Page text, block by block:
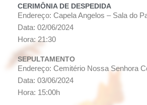
CERIMÔNIA DE DESPEDIDA
Endereço: Capela Angelos – Sala do
Data: 02/06/2024
Hora: 21:30
SEPULTAMENTO
Endereço: Cemitério Nossa Senhora
Data: 03/06/2024
Hora: 15:00h